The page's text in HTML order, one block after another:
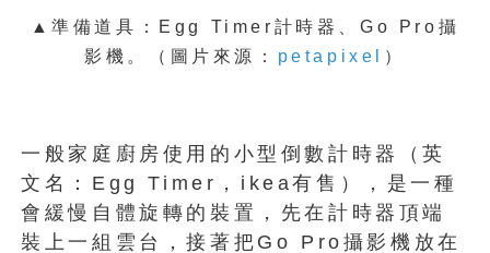
▲準備道具：Egg Timer計時器、Go Pro攝
影機。（圖片來源： petapixel ）
一般家庭廚房使用的小型倒數計時器（英
文名：Egg Timer，ikea有售），是一種
會緩慢自體旋轉的裝置，先在計時器頂端
裝上一組雲台，接著把Go Pro攝影機放在